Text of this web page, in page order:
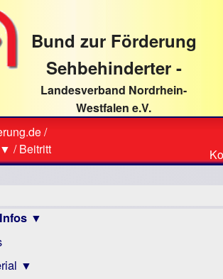
Bund zur Förderung
Sehbehinderter -
Landesverband Nordrhein-
Westfalen e.V.
/
/Beitritt
▼
▼